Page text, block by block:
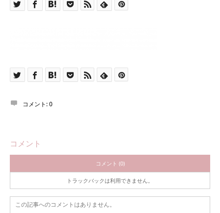
コメント:0
コメント
コメント (0)
トラックバックは利用できません。
この記事へのコメントはありません。